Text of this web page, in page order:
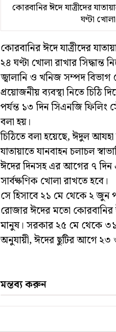
কোরবানির ঈদে যাত্রীদের
ঘণ্টা
কোরবানির ঈদে যাত্রীদের
২৪ ঘণ্টা খোলা রাখার সিদ্ধান্ত
জ্বালানি ও খনিজ সম্পদ বিভাগ
প্রয়োজনীয় ব্যবস্থা নিতে চিঠি
পর্যন্ত ১৩ দিন সিএনজি ফিলিং
বলা হয়।
চিঠিতে বলা হয়েছে, ঈদুল
যাতায়াতে যানবাহন চলাচল
ঈদের দিনসহ এর আগের ৭ দিন
সার্বক্ষণিক খোলা রাখতে হবে।
সে হিসাবে ২১ মে থেকে ২ জুন
রোজার ঈদের মতো কোরবানির
মানুষ। সরকার ২৫ মে থেকে ৩১
অনুযায়ী, ঈদের ছুটির আগে
মন্তব্য করুন